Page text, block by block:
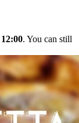
12:00. You can still